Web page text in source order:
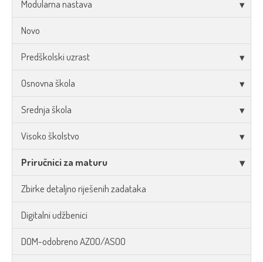
Modularna nastava
Novo
Predškolski uzrast
Osnovna škola
Srednja škola
Visoko školstvo
Priručnici za maturu
Zbirke detaljno riješenih zadataka
Digitalni udžbenici
DOM-odobreno AZOO/ASOO